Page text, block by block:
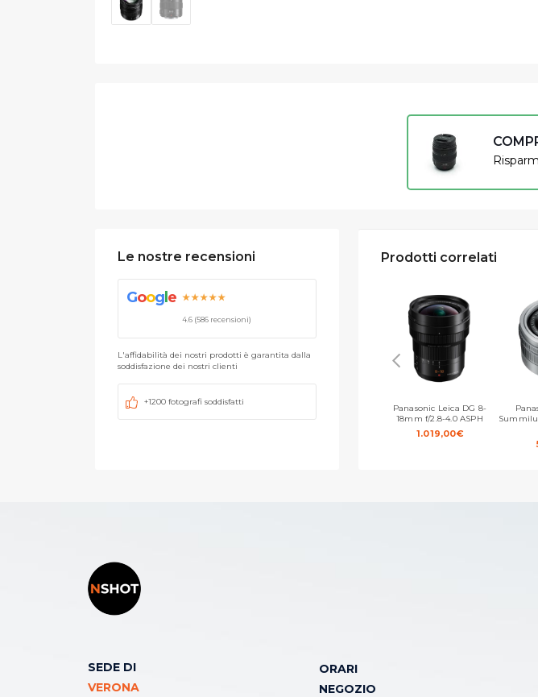
Le nostre recensioni
Googl e ★★★★★
4.6 (586 recensioni)
L'affidabilità dei nostri prodotti è garantita dalla
soddisfazione dei nostri clienti
+1200 fotografi soddisfatti
Prodotti correlati
Panasonic Leica DG 8-
18mm f/2.8-4.0 ASPH
1.019,00€
SEDE DI
VERONA
ORARI
NEGOZIO